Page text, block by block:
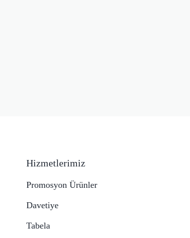
Hizmetlerimiz
Promosyon Ürünler
Davetiye
Tabela